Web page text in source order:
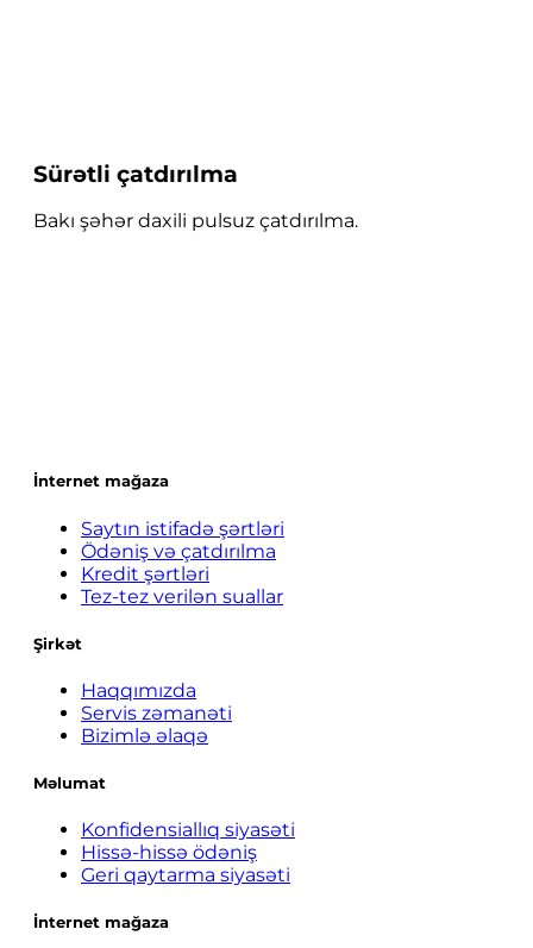
Sürətli çatdırılma
Bakı şəhər daxili pulsuz çatdırılma.
İnternet mağaza
Saytın istifadə şərtləri
Ödəniş və çatdırılma
Kredit şərtləri
Tez-tez verilən suallar
Şirkət
Haqqımızda
Servis zəmanəti
Bizimlə əlaqə
Məlumat
Konfidensiallıq siyasəti
Hissə-hissə ödəniş
Geri qaytarma siyasəti
İnternet mağaza